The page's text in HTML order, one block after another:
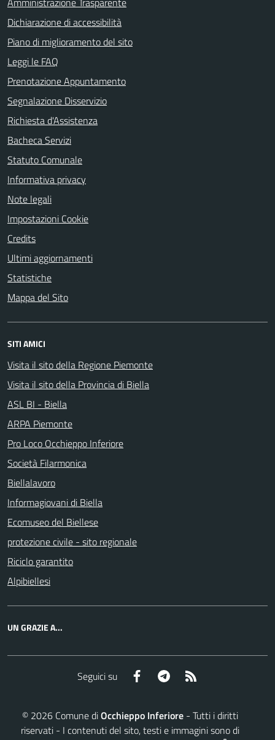
Dichiarazione di accessibilità
Piano di miglioramento del sito
Leggi le FAQ
Prenotazione Appuntamento
Segnalazione Disservizio
Richiesta d'Assistenza
Bacheca Servizi
Statuto Comunale
Informativa privacy
Note legali
Impostazioni Cookie
Credits
Ultimi aggiornamenti
Statistiche
Mappa del Sito
SITI AMICI
Visita il sito della Regione Piemonte
Visita il sito della Provincia di Biella
ASL BI - Biella
ARPA Piemonte
Pro Loco Occhieppo Inferiore
Società Filarmonica
Biellalavoro
Informagiovani di Biella
Ecomuseo del Biellese
protezione civile - sito regionale
Riciclo garantito
Alpibiellesi
UN GRAZIE A...
Seguici su Facebook Telegram
© 2026 Comune diOcchieppo Inferiore - Tutti i diritti
riservati - I contenuti del sito, testi e immagini sono di